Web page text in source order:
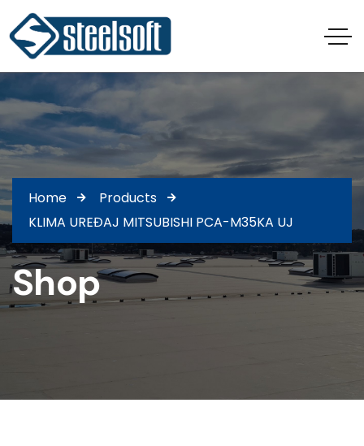
Home
Products
KLIMA UREĐAJ MITSUBISHI PCA-M35KA UJ
Shop